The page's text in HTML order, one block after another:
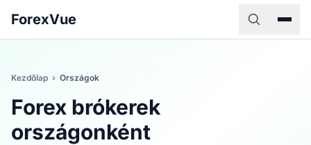
ForexVue
Kezdőlap › Országok
Forex brókerek
országonként